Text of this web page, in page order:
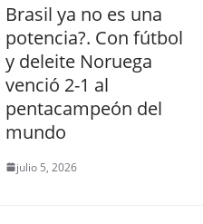
Brasil ya no es una
potencia?. Con fútbol
y deleite Noruega
venció 2-1 al
pentacampeón del
mundo
julio 5, 2026